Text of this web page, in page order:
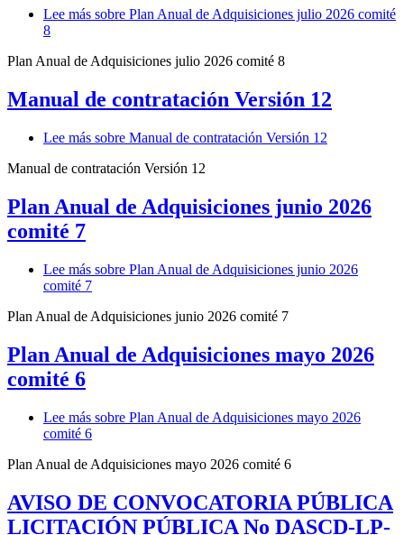
Lee más sobre Plan Anual de Adquisiciones julio 2026 comité
8
Plan Anual de Adquisiciones julio 2026 comité 8
Manual de contratación Versión 12
Lee más sobre Manual de contratación Versión 12
Manual de contratación Versión 12
Plan Anual de Adquisiciones junio 2026
comité 7
Lee más sobre Plan Anual de Adquisiciones junio 2026
comité 7
Plan Anual de Adquisiciones junio 2026 comité 7
Plan Anual de Adquisiciones mayo 2026
comité 6
Lee más sobre Plan Anual de Adquisiciones mayo 2026
comité 6
Plan Anual de Adquisiciones mayo 2026 comité 6
AVISO DE CONVOCATORIA PÚBLICA
LICITACIÓN PÚBLICA No DASCD-LP-